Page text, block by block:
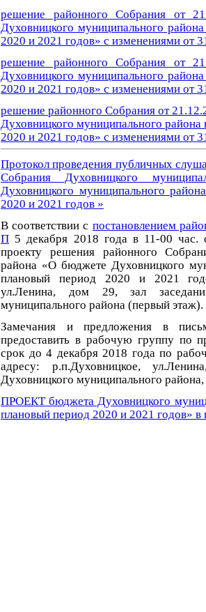
решение районного Собрания от
Духовницкого муниципального
2020 и 2021 годов» с изменениями от
решение районного Собрания от
Духовницкого муниципального
2020 и 2021 годов» с изменениями от
решение районного Собрания от
Духовницкого муниципального
2020 и 2021 годов» с изменениями от
Протокол проведения публичных
Собрания Духовницкого
Духовницкого муниципального
2020 и 2021 годов »
В соответствии с постановлением
П 5 декабря 2018 года в 11-00 час.
проекту решения районного
района «О бюджете Духовницкого
плановый период 2020 и 2021
ул.Ленина, дом 29, зал
муниципального района (первый этаж).
Замечания и предложения в
предоставить в рабочую группу по
срок до 4 декабря 2018 года по
адресу: р.п.Духовницкое,
Духовницкого муниципального
ПРОЕКТ бюджета Духовницкого
плановый период 2020 и 2021 годов» в